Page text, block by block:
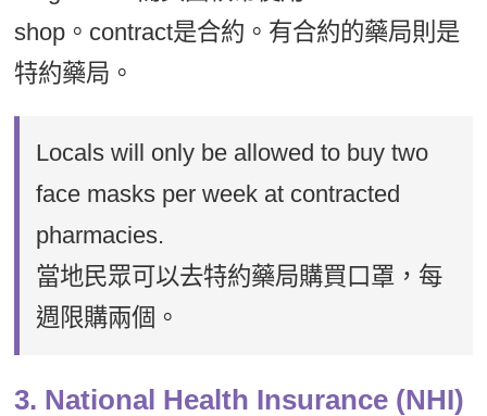
shop。contract是合約。有合約的藥局則是
特約藥局。
Locals will only be allowed to buy two
face masks per week at contracted
pharmacies.
當地民眾可以去特約藥局購買口罩，每
週限購兩個。
3. National Health Insurance (NHI)